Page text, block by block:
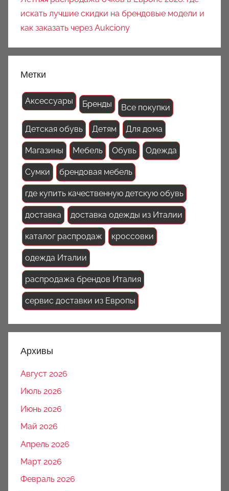
искать лучшие скидки на брендовые модели и
как заказать через Aukciony
Метки
Аксессуары Бренды Все покупки
Детская обувь Детям Для дома
Магазины Мебель Обувь Одежда
Сумки брендовая мебель
где купить качественную детскую обувь
доставка доставка одежды из Италии
каталог распродаж кроссовки
одежда Италии
распродажа брендов Италия
сервис доставки из Европы
Архивы
Август 2026
Июль 2026
Июнь 2026
Май 2026
Апрель 2026
Март 2026
Февраль 2026